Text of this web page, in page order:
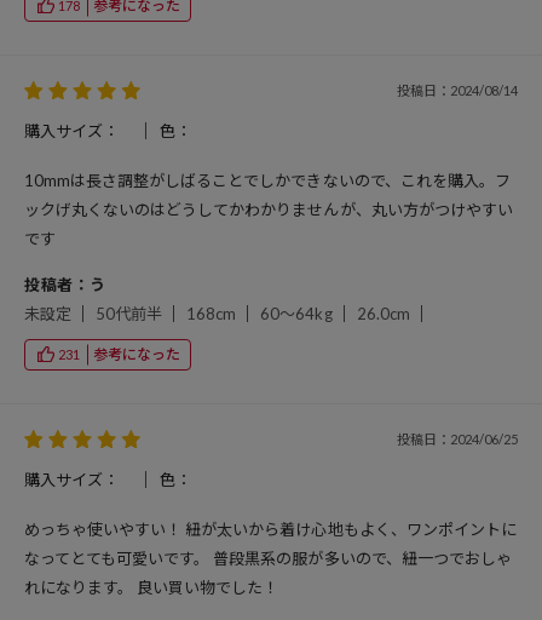
178 参考になった
投稿日：2024/08/14
購入サイズ： 色：
10mmは長さ調整がしばることでしかできないので、これを購入。フ
ックげ丸くないのはどうしてかわかりませんが、丸い方がつけやすい
です
投稿者：う
未設定
50代前半 168cm 60～64kg 26.0cm
231 参考になった
投稿日：2024/06/25
購入サイズ： 色：
めっちゃ使いやすい！ 紐が太いから着け心地もよく、ワンポイントに
なってとても可愛いです。 普段黒系の服が多いので、紐一つでおしゃ
れになります。 良い買い物でした！